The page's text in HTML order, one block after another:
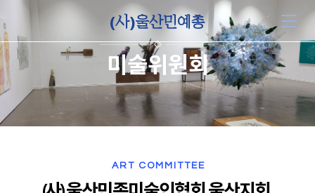
(사)울산민예총
미술위원회
ART COMMITTEE